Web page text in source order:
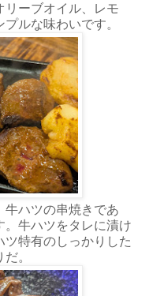
リーブオイル、レモ
ルな味わいです。
牛ハツの串焼きであ
。牛ハツをタレに漬け
特有のしっかりした
。